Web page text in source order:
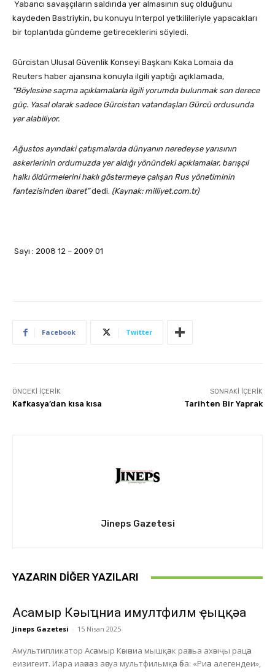
Yabancı savaşçıların saldırıda yer almasının suç olduğunu
kaydeden Bastriykin, bu konuyu Interpol yetkilileriyle yapacakları
bir toplantıda gündeme getireceklerini söyledi.
Gürcistan Ulusal Güvenlik Konseyi Başkanı Kaka Lomaia da
Reuters haber ajansına konuyla ilgili yaptığı açıklamada,
“Böylesine saçma açıklamalarla ilgili yorumda bulunmak son derece
güç. Yasal olarak sadece Gürcistan vatandaşları Gürcü ordusunda
yer alabiliyor.
Ağustos ayındaki çatışmalarda dünyanın neredeyse yarısının
askerlerinin ordumuzda yer aldığı yönündeki açıklamalar, barışçıl
halkı öldürmelerini haklı göstermeye çalışan Rus yönetiminin
fantezisinden ibaret”dedi. (Kaynak: milliyet.com.tr)
Sayı : 2008 12 – 2009 01
Facebook Twitter
ÖNCEKI İÇERIK
Kafkasya’dan kısa kısa
SONRAKI İÇERIK
Tarihten Bir Yaprak
Jineps Gazetesi
YAZARIN DIĞER YAZILARI
Асҭамыр Кәыҵниа имултфилм ҿыцқәа
Jineps Gazetesi - 15 Nisan 2025
Амультипликатор Асәамыр Кәыәниа мышқәак раәхьа ахәыҷы рацәа
еизигеит. Иара иаәиәаз аәсуа мультфильмқәа әба: «Риәа алегендеи»,